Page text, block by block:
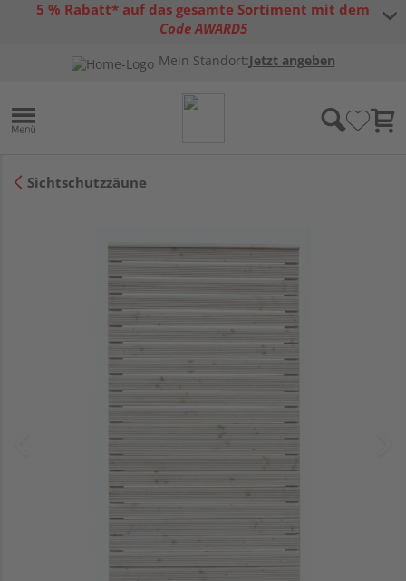
5 % Rabatt* auf das gesamte Sortiment mit dem
Code AWARD5
Gutscheinbedingungen
Mein Standort:Jetzt angeben
Sichtschutzzäune